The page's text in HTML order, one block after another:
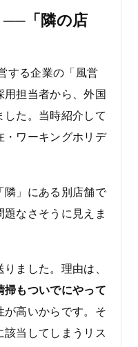
「隣の店
する企業の「風営
担当者から、外国
た。当時紹介して
・ワーキングホリデ
隣」にある別店舗で
なさそうに見えま
ました。理由は、
掃もついでにやって
が高いからです。そ
当してしまうリス